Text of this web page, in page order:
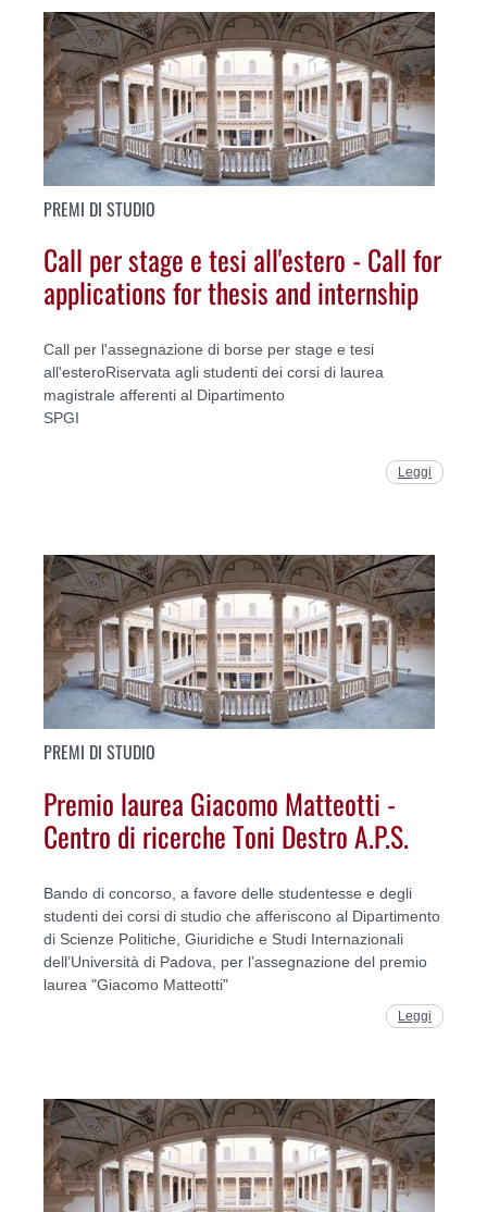
PREMI DI STUDIO
Call per stage e tesi all'estero - Call for
applications for thesis and internship
Call per l'assegnazione di borse per stage e tesi
all'esteroRiservata agli studenti dei corsi di laurea
magistrale afferenti al Dipartimento
SPGI
Leggi
PREMI DI STUDIO
Premio laurea Giacomo Matteotti -
Centro di ricerche Toni Destro A.P.S.
Bando di concorso, a favore delle studentesse e degli
studenti dei corsi di studio che afferiscono al Dipartimento
di Scienze Politiche, Giuridiche e Studi Internazionali
dell’Università di Padova, per l’assegnazione del premio
laurea "Giacomo Matteotti"
Leggi